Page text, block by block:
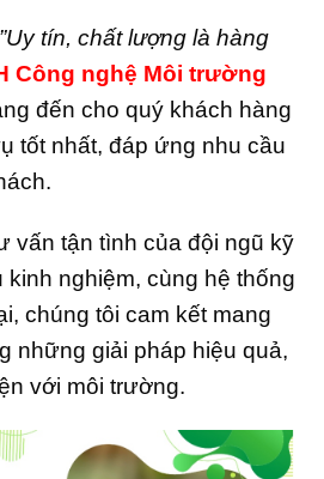
”Uy tín, chất lượng là hàng
Công nghệ Môi trường
đến cho quý khách hàng
tốt nhất, đáp ứng nhu cầu
vấn tận tình của đội ngũ kỹ
nghiệm, cùng hệ thống
chúng tôi cam kết mang
những giải pháp hiệu quả,
với môi trường.